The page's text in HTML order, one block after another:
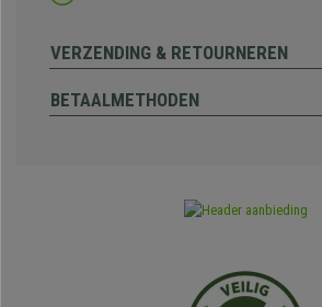
VERZENDING & RETOURNEREN
BETAALMETHODEN